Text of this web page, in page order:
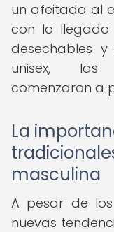
un afeitado al
con la
desechables
unisex, las
comenzaron a
La
masculina
A pesar de
nuevas